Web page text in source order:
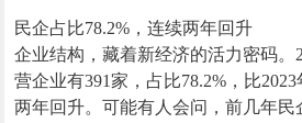
民企占比78.2%，连续两年回升
企业结构，藏着新经济的活力密码。
营企业有391家，占比78.2%，比
两年回升。可能有人会问，前几年民